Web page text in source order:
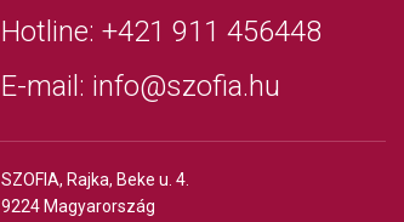
Hotline: +421 911 456448
E-mail: info@szofia.hu
SZOFIA, Rajka, Beke u. 4.
9224 Magyarország